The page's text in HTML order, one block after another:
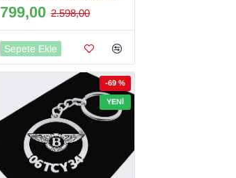
799,00 2.598,00
Sepete Ekle
YENI
-69 %